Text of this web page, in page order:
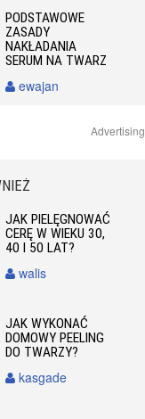
PODSTAWOWE
ZASADY
NAKŁADANIA
SERUM NA TWARZ
ewajan
Advertising
JAK PIELĘGNOWAĆ
CERĘ W WIEKU 30,
40 I 50 LAT?
walis
JAK WYKONAĆ
DOMOWY PEELING
DO TWARZY?
kasgade